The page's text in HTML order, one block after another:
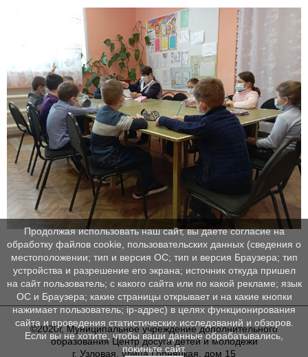
©2020г, Муниципальное учреждение дополнительного
образования Центр досуга детей и молодежи
г. Узловая, улица Горняцкая, дом 15
Продолжая использовать наш сайт, вы даете согласие на
обработку файлов cookie, пользовательских данных (сведения о
местоположении; тип и версия ОС; тип и версия Браузера; тип
устройства и разрешение его экрана; источник откуда пришел
на сайт пользователь; с какого сайта или по какой рекламе; язык
ОС и Браузера; какие страницы открывает и на какие кнопки
нажимает пользователь; ip-адрес) в целях функционирования
сайта и проведения статистических исследований и обзоров.
Если вы не хотите, чтобы ваши данные обрабатывались,
покиньте сайт.